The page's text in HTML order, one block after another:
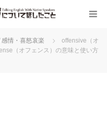
感情・喜怒哀楽
offensive（オ
（オフェンス）の意味と使い方